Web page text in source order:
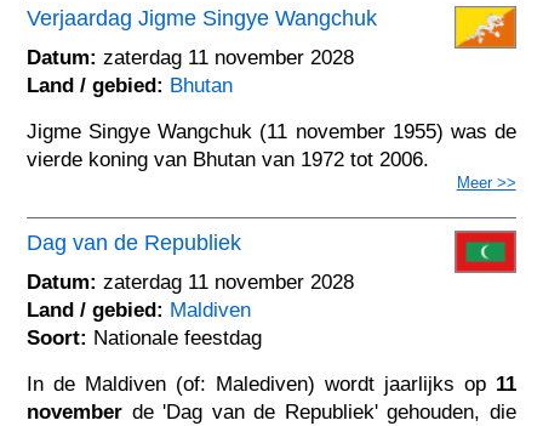
Verjaardag Jigme Singye Wangchuk
Datum: zaterdag 11 november 2028
Land / gebied: Bhutan
Jigme Singye Wangchuk (11 november 1955) was de
vierde koning van Bhutan van 1972 tot 2006.
Meer >>
Dag van de Republiek
Datum: zaterdag 11 november 2028
Land / gebied: Maldiven
Soort: Nationale feestdag
In de Maldiven (of: Malediven) wordt jaarlijks op 11
november de 'Dag van de Republiek' gehouden, die